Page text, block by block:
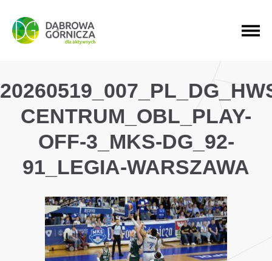
PRZEJDŹ DO MENU GŁÓWNEGO
PRZEJDŹ DO WYSZUKIWARKI
PRZEJDŹ DO TREŚCI
CENTRUM_OBL_PLAY-
OFF-3_MKS-DG_92-
91_LEGIA-WARSZAWA